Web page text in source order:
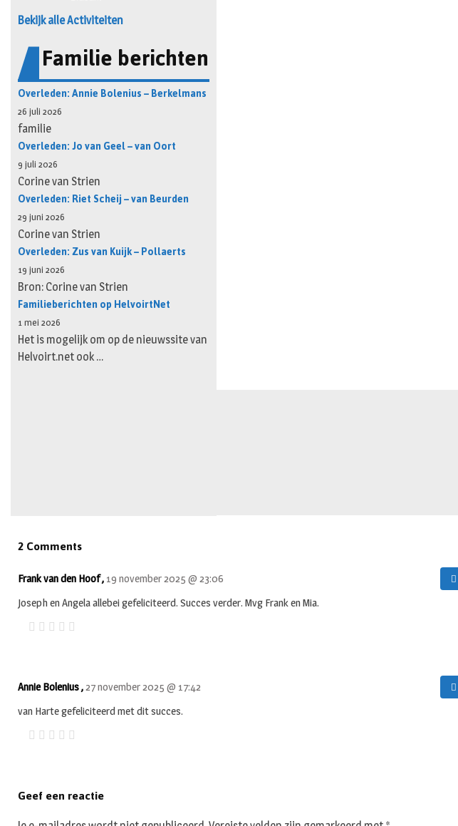
Bekijk alle Activiteiten
Familie berichten
Overleden: Annie Bolenius – Berkelmans
26 juli 2026
familie
Overleden: Jo van Geel – van Oort
9 juli 2026
Corine van Strien
Overleden: Riet Scheij – van Beurden
29 juni 2026
Corine van Strien
Overleden: Zus van Kuijk – Pollaerts
19 juni 2026
Bron: Corine van Strien
Familieberichten op HelvoirtNet
1 mei 2026
Het is mogelijk om op de nieuwssite van
Helvoirt.net ook …
2 Comments
Frank van den Hoof , 19 november 2025 @ 23:06
Joseph en Angela allebei gefeliciteerd. Succes verder. Mvg Frank en Mia.
Annie Bolenius ,27 november 2025 @ 17:42
van Harte gefeliciteerd met dit succes.
Geef een reactie